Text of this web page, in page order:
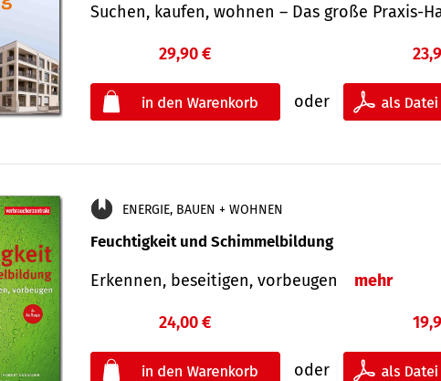
Suchen, kaufen, wohnen – Das große Praxis-
29,90 €
oder
ENERGIE, BAUEN + WOHNEN
Feuchtigkeit und Schimmelbildung
Erkennen, beseitigen, vorbeugen mehr
24,00 €
oder